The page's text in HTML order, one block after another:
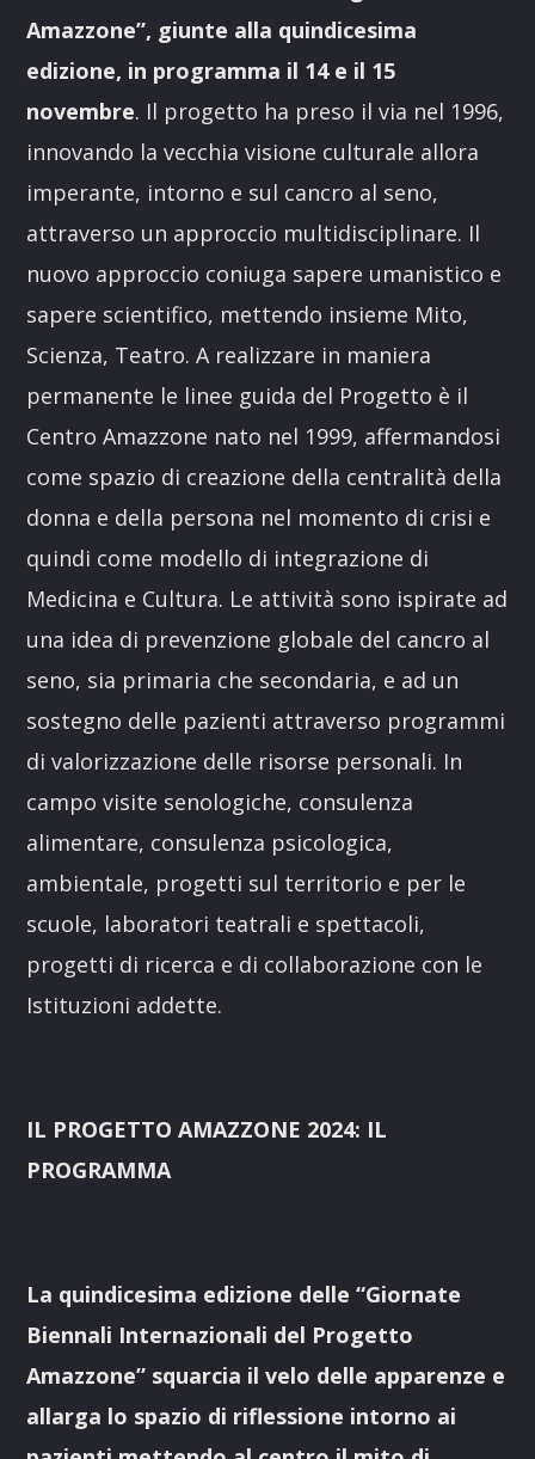
Amazzone”, giunte alla quindicesima
edizione, in programma il 14 e il 15
novembre. Il progetto ha preso il via nel 1996,
innovando la vecchia visione culturale allora
imperante, intorno e sul cancro al seno,
attraverso un approccio multidisciplinare. Il
nuovo approccio coniuga sapere umanistico e
sapere scientifico, mettendo insieme Mito,
Scienza, Teatro. A realizzare in maniera
permanente le linee guida del Progetto è il
Centro Amazzone nato nel 1999, affermandosi
come spazio di creazione della centralità della
donna e della persona nel momento di crisi e
quindi come modello di integrazione di
Medicina e Cultura. Le attività sono ispirate ad
una idea di prevenzione globale del cancro al
seno, sia primaria che secondaria, e ad un
sostegno delle pazienti attraverso programmi
di valorizzazione delle risorse personali. In
campo visite senologiche, consulenza
alimentare, consulenza psicologica,
ambientale, progetti sul territorio e per le
scuole, laboratori teatrali e spettacoli,
progetti di ricerca e di collaborazione con le
Istituzioni addette.
IL PROGETTO AMAZZONE 2024: IL
PROGRAMMA
La quindicesima edizione delle “Giornate
Biennali Internazionali del Progetto
Amazzone” squarcia il velo delle apparenze e
allarga lo spazio di riflessione intorno ai